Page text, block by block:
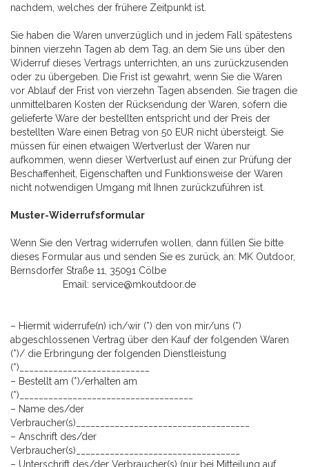
nachdem, welches der frühere Zeitpunkt ist.
Sie haben die Waren unverzüglich und in jedem Fall spätestens
binnen vierzehn Tagen ab dem Tag, an dem Sie uns über den
Widerruf dieses Vertrags unterrichten, an uns zurückzusenden
oder zu übergeben. Die Frist ist gewahrt, wenn Sie die Waren
vor Ablauf der Frist von vierzehn Tagen absenden. Sie tragen die
unmittelbaren Kosten der Rücksendung der Waren, sofern die
gelieferte Ware der bestellten entspricht und der Preis der
bestellten Ware einen Betrag von 50 EUR nicht übersteigt. Sie
müssen für einen etwaigen Wertverlust der Waren nur
aufkommen, wenn dieser Wertverlust auf einen zur Prüfung der
Beschaffenheit, Eigenschaften und Funktionsweise der Waren
nicht notwendigen Umgang mit Ihnen zurückzuführen ist.
Muster-Widerrufsformular
Wenn Sie den Vertrag widerrufen wollen, dann füllen Sie bitte
dieses Formular aus und senden Sie es zurück, an: MK Outdoor,
Bernsdorfer Straße 11, 35091 Cölbe
Email: service@mkoutdoor.de
– Hiermit widerrufe(n) ich/wir (*) den von mir/uns (*)
abgeschlossenen Vertrag über den Kauf der folgenden Waren
(*)/ die Erbringung der folgenden Dienstleistung
(*)___________________________
– Bestellt am (*)/erhalten am
(*)____________________________________
– Name des/der
Verbraucher(s)____________________________________
– Anschrift des/der
Verbraucher(s)__________________________________
– Unterschrift des/der Verbraucher(s) (nur bei Mitteilung auf